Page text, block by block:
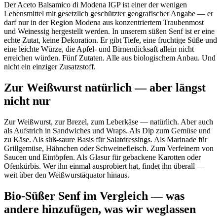
Der Aceto Balsamico di Modena IGP ist einer der wenigen
Lebensmittel mit gesetzlich geschützter geografischer Angabe — er
darf nur in der Region Modena aus konzentriertem Traubenmost
und Weinessig hergestellt werden. In unserem süßen Senf ist er eine
echte Zutat, keine Dekoration. Er gibt Tiefe, eine fruchtige Süße und
eine leichte Würze, die Apfel- und Birnendicksaft allein nicht
erreichen würden. Fünf Zutaten. Alle aus biologischem Anbau. Und
nicht ein einziger Zusatzstoff.
Zur Weißwurst natürlich — aber längst
nicht nur
Zur Weißwurst, zur Brezel, zum Leberkäse — natürlich. Aber auch
als Aufstrich in Sandwiches und Wraps. Als Dip zum Gemüse und
zu Käse. Als süß-saure Basis für Salatdressings. Als Marinade für
Grillgemüse, Hähnchen oder Schweinefleisch. Zum Verfeinern von
Saucen und Eintöpfen. Als Glasur für gebackene Karotten oder
Ofenkürbis. Wer ihn einmal ausprobiert hat, findet ihn überall —
weit über den Weißwurstäquator hinaus.
Bio-Süßer Senf im Vergleich — was
andere hinzufügen, was wir weglassen